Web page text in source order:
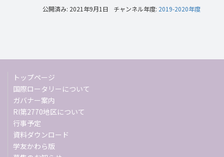
公開済み: 2021年9月1日 チャンネル年度: 2019-2020年度
トップページ
国際ロータリーについて
ガバナー案内
RI第2770地区について
行事予定
資料ダウンロード
学友かわら版